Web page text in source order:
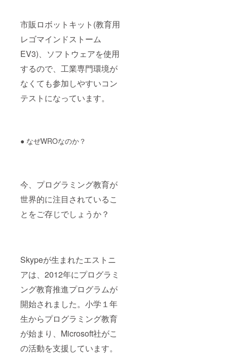
市販ロボットキット(教育用
レゴマインドストーム
EV3)、ソフトウェアを使用
するので、工業専門環境が
なくても参加しやすいコン
テストになっています。
● なぜWROなのか？
今、プログラミング教育が
世界的に注目されているこ
とをご存じでしょうか？
Skypeが生まれたエストニ
アは、2012年にプログラミ
ング教育推進プログラムが
開始されました。小学１年
生からプログラミング教育
が始まり、Microsoft社がこ
の活動を支援しています。